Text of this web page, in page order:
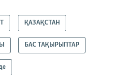
ҚАЗАҚСТАН
БАС ТАҚЫРЫПТАР